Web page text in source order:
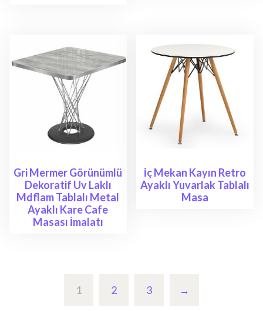
Gri Mermer Görünümlü
Dekoratif Uv Laklı
Mdflam Tablalı Metal
Ayaklı Kare Cafe
Masası İmalatı
İç Mekan Kayın Retro
Ayaklı Yuvarlak Tablalı
Masa
1 2 3 →